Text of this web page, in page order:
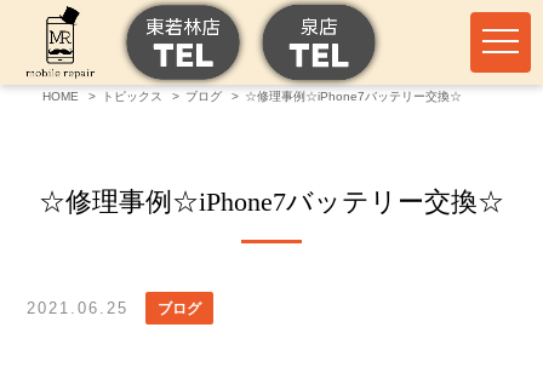
HOME トピックス ブログ ☆修理事例☆iPhone7バッテリー交換☆
☆修理事例☆iPhone7バッテリー交換☆
2021.06.25 ブログ